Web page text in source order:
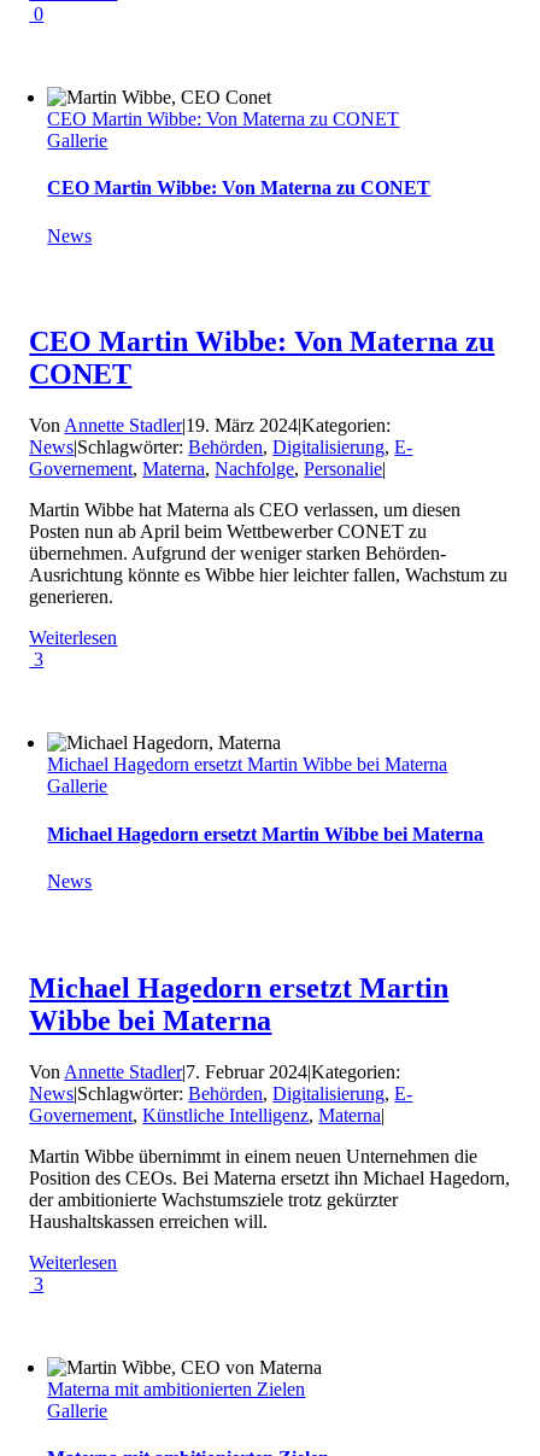
0
CEO Martin Wibbe: Von Materna zu CONET
Gallerie
CEO Martin Wibbe: Von Materna zu CONET
News
CEO Martin Wibbe: Von Materna zu
CONET
Von Annette Stadler|19. März 2024|Kategorien:
News|Schlagwörter:Behörden,Digitalisierung,E-
Governement,Materna,Nachfolge,Personalie|
Martin Wibbe hat Materna als CEO verlassen, um diesen
Posten nun ab April beim Wettbewerber CONET zu
übernehmen. Aufgrund der weniger starken Behörden-
Ausrichtung könnte es Wibbe hier leichter fallen, Wachstum zu
generieren.
Weiterlesen
3
Michael Hagedorn ersetzt Martin Wibbe bei Materna
Gallerie
Michael Hagedorn ersetzt Martin Wibbe bei Materna
News
Michael Hagedorn ersetzt Martin
Wibbe bei Materna
Von Annette Stadler|7. Februar 2024|Kategorien:
News|Schlagwörter:Behörden,Digitalisierung,E-
Governement,Künstliche Intelligenz,Materna|
Martin Wibbe übernimmt in einem neuen Unternehmen die
Position des CEOs. Bei Materna ersetzt ihn Michael Hagedorn,
der ambitionierte Wachstumsziele trotz gekürzter
Haushaltskassen erreichen will.
Weiterlesen
3
Materna mit ambitionierten Zielen
Gallerie